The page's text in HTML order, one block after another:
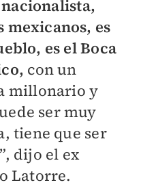
mexicanos, es
es el Boca
con un
millonario y
ser muy
tiene que ser
dijo el ex
Latorre.